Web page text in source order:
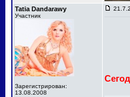
Tatia Dandarawy
Участник
Зарегистрирован:
13.08.2008